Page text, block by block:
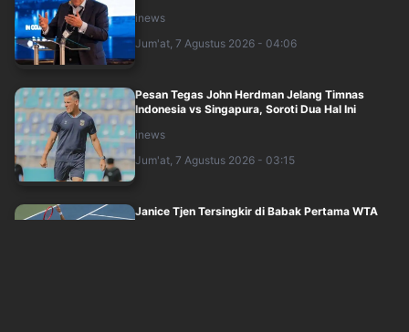
inews
Jum'at, 7 Agustus 2026 - 04:06
Pesan Tegas John Herdman Jelang Timnas
Indonesia vs Singapura, Soroti Dua Hal Ini
inews
Jum'at, 7 Agustus 2026 - 03:15
Janice Tjen Tersingkir di Babak Pertama WTA